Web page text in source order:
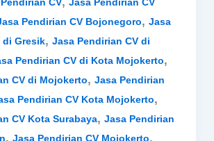
Pendirian CV Bojonegoro, Jasa
di Gresik, Jasa Pendirian CV di
Pendirian CV di Kota Mojokerto,
CV di Mojokerto, Jasa Pendirian
Pendirian CV Kota Mojokerto,
CV Kota Surabaya, Jasa Pendirian
, Jasa Pendirian CV Mojokerto,